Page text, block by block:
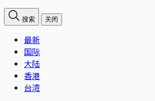
搜索 关闭
最新
国际
大陆
香港
台湾